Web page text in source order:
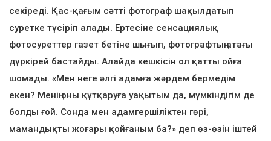
секіреді. Қас-қағым сәтті фотограф шақылдатып
суретке түсіріп алады. Ертесіне сенсациялық
фотосуреттер газет бетіне шығып, фотографтың атағы
дүркірей бастайды. Алайда кешкісін ол қатты ойға
шомады. «Мен неге әлгі адамға жәрдем бермедім
екен? Менің оны құтқаруға уақытым да, мүмкіндігім де
болды ғой. Сонда мен адамгершіліктен гөрі,
мамандықты жоғары қойғаным ба?» деп өз-өзін іштей